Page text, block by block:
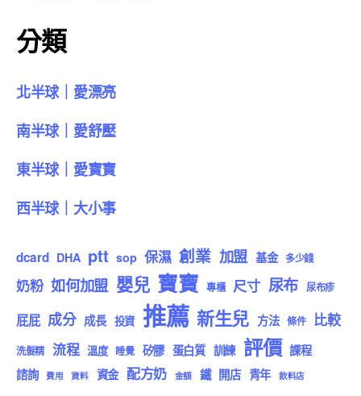
分類
北半球｜愛漂亮
南半球｜愛舒壓
東半球｜愛寶寶
西半球｜大小事
dcard DHA ptt sop 保濕 創業 加盟 基金 多少錢
奶粉 如何加盟 嬰兒 寶寶 專櫃 尺寸 尿布 尿布疹
屁屁 成分 成長 投資 推薦 新生兒 方法 條件 比較
洗髮精 流程 溫度 睡覺 矽膠 蛋白質 訓練 評價 課程
諮詢
費用 資料 資金 配方奶 金額 鐵 開店 青年 飲料店